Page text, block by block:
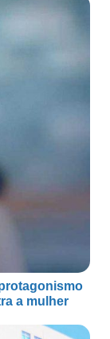
a mulher